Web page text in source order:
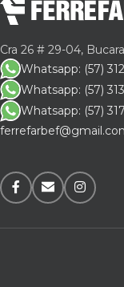
Cra 26 # 29-04,
Whatsapp: (57)
Whatsapp: (57)
Whatsapp: (57)